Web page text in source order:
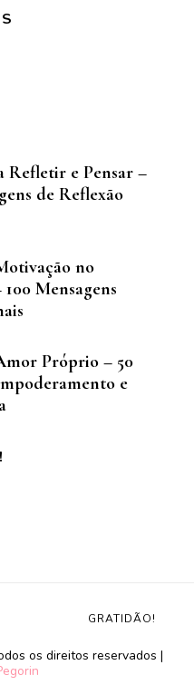
Refletir e Pensar –
de Reflexão
no
Mensagens
Próprio – 50
e
os direitos reservados |
GRATIDÃO!